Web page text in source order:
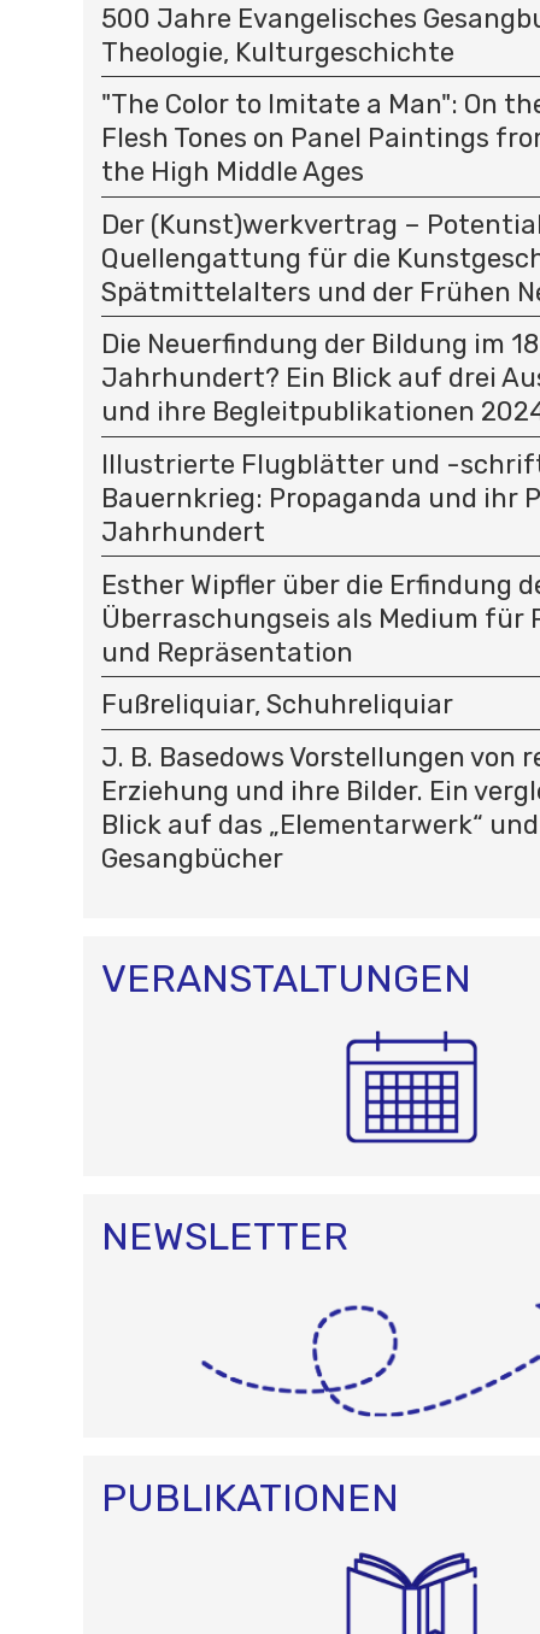
500 Jahre Evangelisches
Theologie, Kulturgeschichte
"The Color to Imitate a Man": On
Flesh Tones on Panel Paintings
the High Middle Ages
Der (Kunst)werkvertrag –
Quellengattung für die
Spätmittelalters und der Frühen
Die Neuerfindung der Bildung im
Jahrhundert? Ein Blick auf drei
und ihre Begleitpublikationen
Illustrierte Flugblätter und -
Bauernkrieg: Propaganda und ihr
Jahrhundert
Esther Wipfler über die Erfindung
Überraschungseis als Medium für
und Repräsentation
Fußreliquiar, Schuhreliquiar
J. B. Basedows Vorstellungen von
Erziehung und ihre Bilder. Ein
Blick auf das „Elementarwerk“
Gesangbücher
VERANSTALTUNGEN
NEWSLETTER
PUBLIKATIONEN